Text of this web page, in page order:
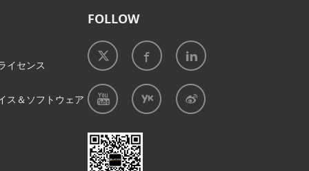
イセンス
ス＆ソフトウェア
FOLLOW